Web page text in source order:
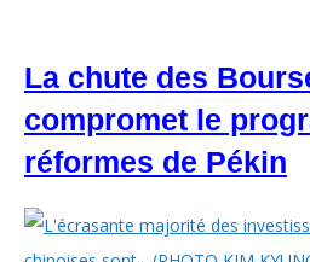
La chute des
compromet le
réformes de Pékin